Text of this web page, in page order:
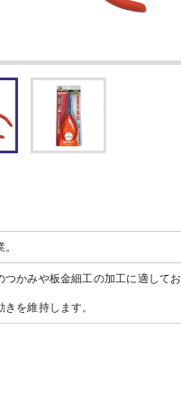
かみや板金細工の加工に適してお
を維持します。